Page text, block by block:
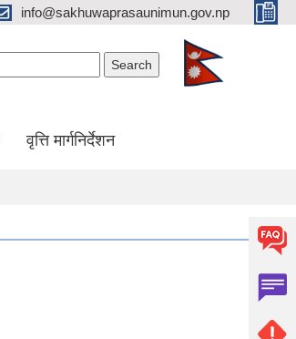
info@sakhuwaprasaunimun.gov.np
वृत्ति मार्गनिर्देशन